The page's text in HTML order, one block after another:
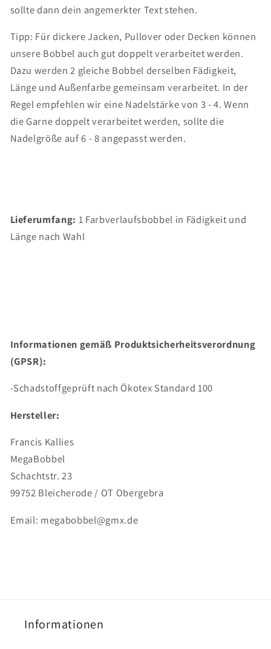
sollte dann dein angemerkter Text stehen.
Tipp: Für dickere Jacken, Pullover oder Decken können
unsere Bobbel auch gut doppelt verarbeitet werden.
Dazu werden 2 gleiche Bobbel derselben Fädigkeit,
Länge und Außenfarbe gemeinsam verarbeitet. In der
Regel empfehlen wir eine Nadelstärke von 3 - 4. Wenn
die Garne doppelt verarbeitet werden, sollte die
Nadelgröße auf 6 - 8 angepasst werden.
Lieferumfang: 1 Farbverlaufsbobbel in Fädigkeit und
Länge nach Wahl
Informationen gemäß Produktsicherheitsverordnung
(GPSR):
-Schadstoffgeprüft nach Ökotex Standard 100
Hersteller:
Francis Kallies
MegaBobbel
Schachtstr. 23
99752 Bleicherode / OT Obergebra
Email: megabobbel@gmx.de
Informationen